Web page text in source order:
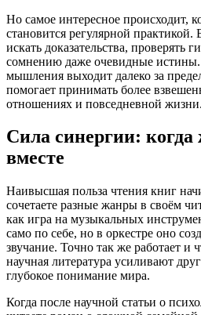
Но самое интересное происходит,
становится регулярной
искать доказательства, проверять
сомнению даже очевидные
мышления выходит далеко за
помогает принимать более
отношениях и повседневной жизни.
Сила синергии:
вместе
Наивысшая польза чтения книг
сочетаете разные жанры в своём
как игра на музыкальных
само по себе, но в оркестре оно
звучание. Точно так же работает и
научная литература усиливают
глубокое понимание мира.
Когда после научной статьи о